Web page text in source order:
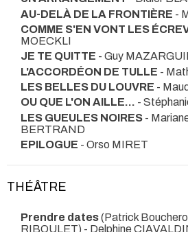
AU-DELÀ DE LA FRONTIÈRE -
COMME S'EN VONT LES
MOECKLI
JE TE QUITTE - Guy
L'ACCORDÉON DE TULLE -
LES BELLES DU LOUVRE -
OU QUE L'ON AILLE... -
LES GUEULES NOIRES -
BERTRAND
EPILOGUE - Orso MIRET
THÉÂTRE
Prendre dates(Patrick
RIBOULET) - Delphine